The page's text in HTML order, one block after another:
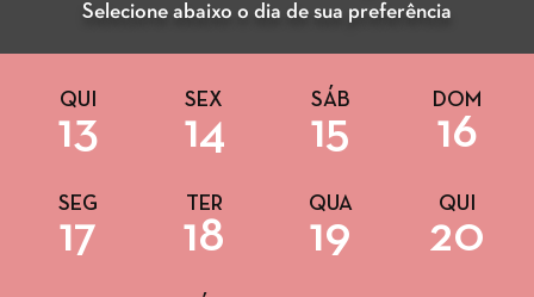
Selecione abaixo o dia de sua preferência
QUI
13
SEX
14
SÁB
15
DOM
16
SEG
17
TER
18
QUA
19
QUI
20